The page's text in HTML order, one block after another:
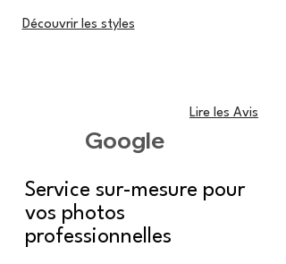
Découvrir les styles
Lire les Avis
Google
Service sur-mesure pour
vos photos
professionnelles